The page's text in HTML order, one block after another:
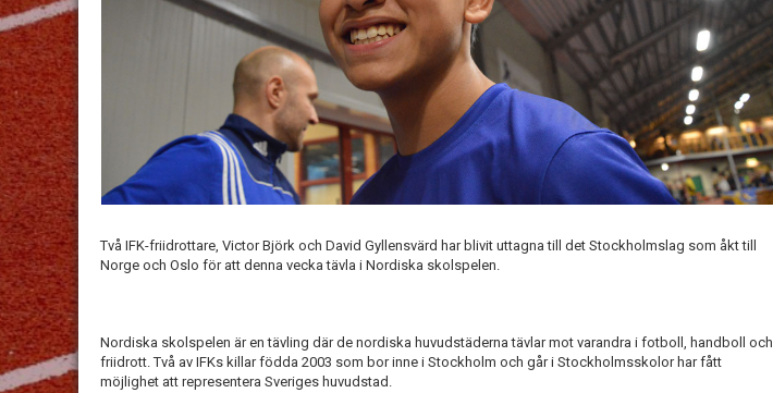
Två IFK-friidrottare, Victor Björk och David Gyllensvärd har blivit uttagna till det Stockholmslag som åkt till
Norge och Oslo för att denna vecka tävla i Nordiska skolspelen.
Nordiska skolspelen är en tävling där de nordiska huvudstäderna tävlar mot varandra i fotboll, handboll och
friidrott. Två av IFKs killar födda 2003 som bor inne i Stockholm och går i Stockholmsskolor har fått
möjlighet att representera Sveriges huvudstad.